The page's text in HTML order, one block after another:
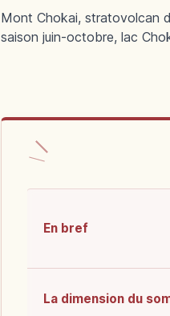
Mont Chokai, stratovolcan
saison juin-octobre, lac
En bref
La dimension du